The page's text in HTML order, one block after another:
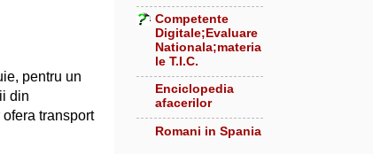
pentru un
din
transport
Competente
Digitale;Evaluare
Nationala;materia
le T.I.C.
Enciclopedia
afacerilor
Romani in Spania